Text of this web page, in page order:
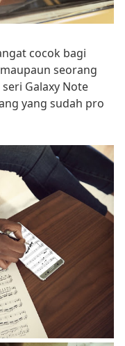
cocok bagi
seorang
Galaxy Note
yang sudah pro